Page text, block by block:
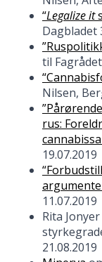
“Legalize it
Dagbladet
til
Nilsen,
rus:
19.07.2019
11.07.2019
Rita
21.08.2019